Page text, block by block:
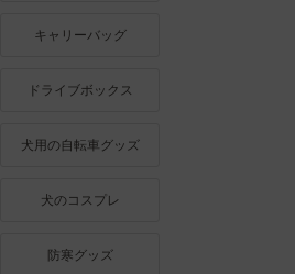
キャリーバッグ
ドライブボックス
犬用の自転車グッズ
犬のコスプレ
防寒グッズ